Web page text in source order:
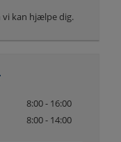
kan hjælpe dig.
8:00 - 16:00
8:00 - 14:00